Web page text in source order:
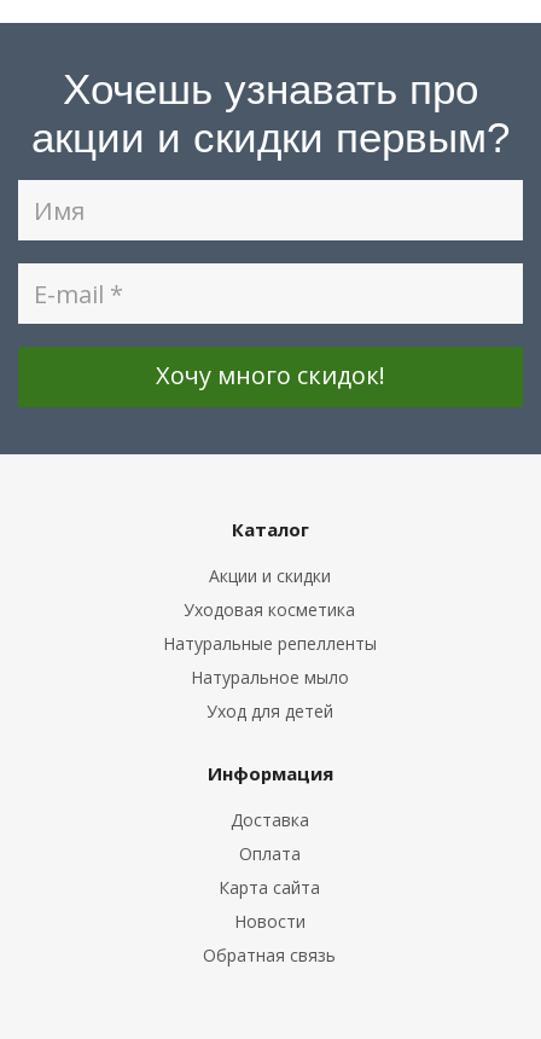
Хочешь узнавать про
акции и скидки первым?
Каталог
Акции и скидки
Уходовая косметика
Натуральные репелленты
Натуральное мыло
Уход для детей
Информация
Доставка
Оплата
Карта сайта
Новости
Обратная связь